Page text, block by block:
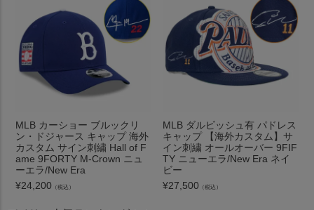
MLB カーショー ブルックリ
ン・ドジャース キャップ 海外
カスタム サイン刺繍 Hall of F
ame 9FORTY M-Crown ニュ
ーエラ/New Era
¥24,200 （税込）
MLB ダルビッシュ有 パドレス
キャップ 【海外カスタム】サ
イン刺繍 オールオーバー 9FIF
TY ニューエラ/New Era ネイ
ビー
¥27,500 （税込）